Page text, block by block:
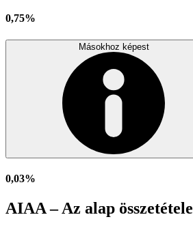
0,75%
Másokhoz képest
0,03%
AIAA – Az alap összetétele